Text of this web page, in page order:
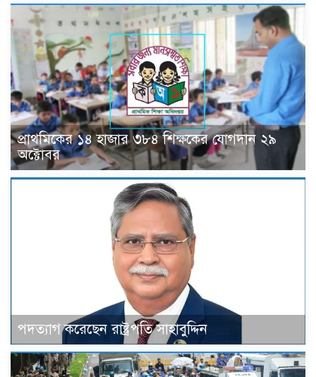
প্রাথমিকের ১৪ হাজার ৩৮৪ শিক্ষকের যোগদান ২৯
অক্টোবর
পদত্যাগ করেছেন রাষ্ট্রপতি সাহাবুদ্দিন